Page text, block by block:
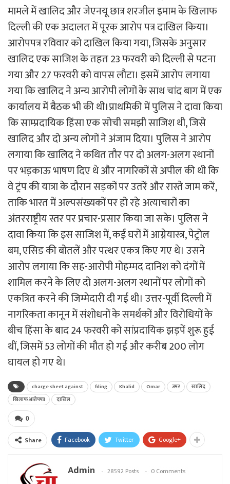
मामले में खालिद और जेएनयू छात्र शरजील इमाम के खिलाफ
दिल्ली की एक अदालत में पूरक आरोप पत्र दाखिल किया।
आरोपपत्र रविवार को दाखिल किया गया, जिसके अनुसार
खालिद एक साजिश के तहत 23 फरवरी को दिल्ली से पटना
गया और 27 फरवरी को वापस लौटा। इसमें आरोप लगाया
गया कि खालिद ने अन्य आरोपी लोगों के साथ चांद बाग में एक
कार्यालय में बैठक भी की थी।प्राथमिकी में पुलिस ने दावा किया
कि साम्प्रदायिक हिंसा एक सोची समझी साजिश थी, जिसे
खालिद और दो अन्य लोगों ने अंजाम दिया। पुलिस ने आरोप
लगाया कि खालिद ने कथित तौर पर दो अलग-अलग स्थानों
पर भड़काऊ भाषण दिए थे और नागरिकों से अपील की थी कि
वे ट्रंप की यात्रा के दौरान सड़कों पर उतरें और रास्ते जाम करें,
ताकि भारत में अल्पसंख्यकों पर हो रहे अत्याचारों का
अंतरराष्ट्रीय स्तर पर प्रचार-प्रसार किया जा सके। पुलिस ने
दावा किया कि इस साजिश में, कई घरों में आग्नेयास्त्र, पेट्रोल
बम, एसिड की बोतलें और पत्थर एकत्र किए गए थे। उसने
आरोप लगाया कि सह-आरोपी मोहम्मद दानिश को दंगों में
शामिल करने के लिए दो अलग-अलग स्थानों पर लोगों को
एकत्रित करने की जिम्मेदारी दी गई थी। उत्तर-पूर्वी दिल्ली में
नागरिकता कानून में संशोधनों के समर्थकों और विरोधियों के
बीच हिंसा के बाद 24 फरवरी को सांप्रदायिक झड़पें शुरू हुई
थीं, जिसमें 53 लोगों की मौत हो गई और करीब 200 लोग
घायल हो गए थे।
charge sheet against filing Khalid Omar उमर
खालिद
खिलाफ आरोपपत्र
दाखिल
0
Share Facebook Twitter Google+
Admin 28592 Posts 0 Comments